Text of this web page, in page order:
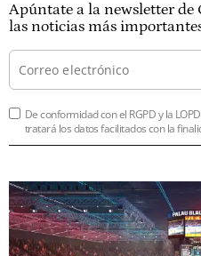
Apúntate a la newsletter
las noticias más
De conformidad con el RGPD y la
tratará los datos facilitados con la